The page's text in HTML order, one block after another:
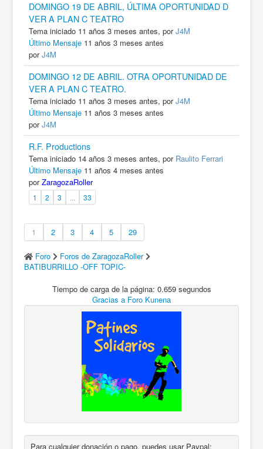
DOMINGO 19 DE ABRIL, ÚLTIMA OPORTUNIDAD D
VER A PLAN C TEATRO
Tema iniciado 11 años 3 meses antes, porJ4M
Último Mensaje 11 años 3 meses antes
porJ4M
DOMINGO 12 DE ABRIL. OTRA OPORTUNIDAD DE
VER A PLAN C TEATRO.
Tema iniciado 11 años 3 meses antes, porJ4M
Último Mensaje 11 años 3 meses antes
porJ4M
R.F. Productions
Tema iniciado 14 años 3 meses antes, por Raulito Ferrari
Último Mensaje 11 años 4 meses antes
porZaragozaRoller
1 2 3 33
1 2 3 4 5 29
Foro
Foros de ZaragozaRoller
BATIBURRILLO -OFF TOPIC-
Tiempo de carga de la página: 0.659 segundos
Gracias a Foro Kunena
Para cualquier donación o pago, puedes usar Paypal: